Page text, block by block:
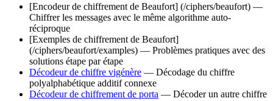
[Encodeur de chiffrement de Beaufort] (/ciphers/beaufort) —
Chiffrer les messages avec le même algorithme auto-
réciproque
[Exemples de chiffrement de Beaufort]
(/ciphers/beaufort/examples) — Problèmes pratiques avec des
solutions étape par étape
Décodeur de chiffre vigénère — Décodage du chiffre
polyalphabétique additif connexe
Décodeur de chiffrement de porta — Décoder un autre chiffre